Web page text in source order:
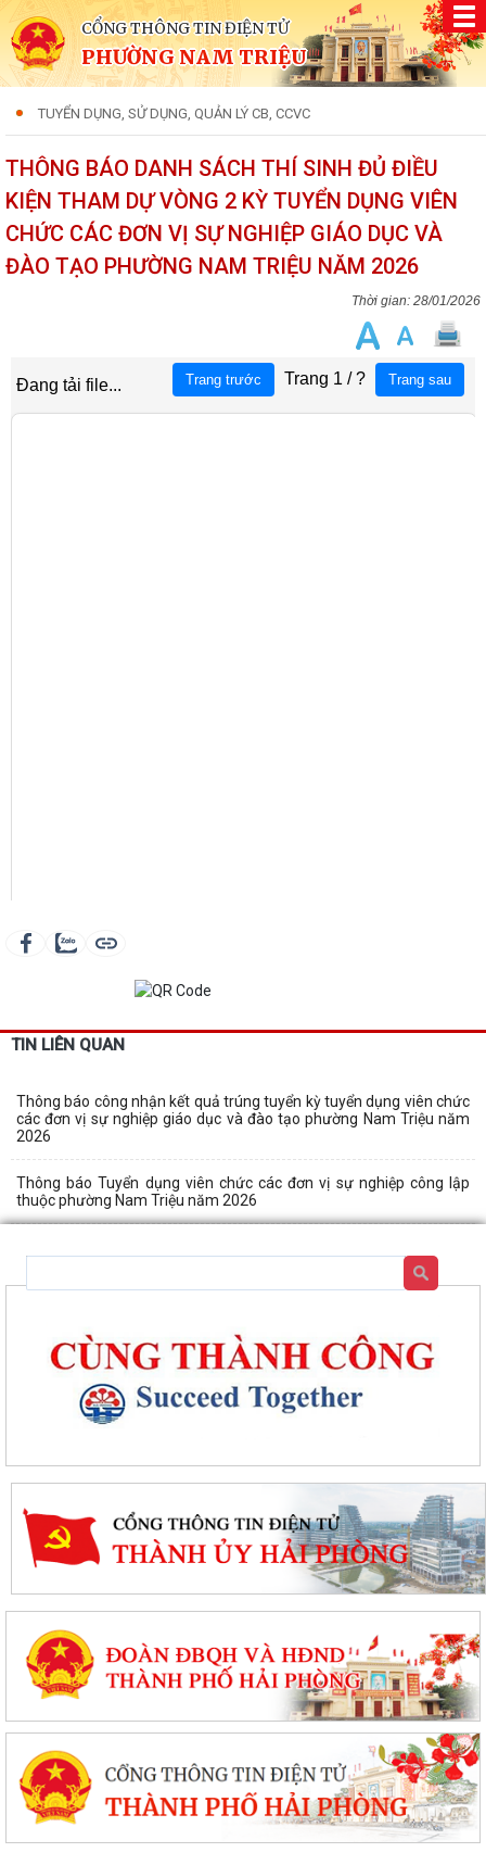
CỔNG THÔNG TIN ĐIỆN TỬ
PHƯỜNG NAM TRIỆU
TUYỂN DỤNG, SỬ DỤNG, QUẢN LÝ CB, CCVC
THÔNG BÁO DANH SÁCH THÍ SINH ĐỦ ĐIỀU
KIỆN THAM DỰ VÒNG 2 KỲ TUYỂN DỤNG VIÊN
CHỨC CÁC ĐƠN VỊ SỰ NGHIỆP GIÁO DỤC VÀ
ĐÀO TẠO PHƯỜNG NAM TRIỆU NĂM 2026
28/01/2026
TIN LIÊN QUAN
Thông báo công nhận kết quả trúng tuyển kỳ tuyển dụng viên chức
các đơn vị sự nghiệp giáo dục và đào tạo phường Nam Triệu năm
2026
Thông báo Tuyển dụng viên chức các đơn vị sự nghiệp công lập
thuộc phường Nam Triệu năm 2026